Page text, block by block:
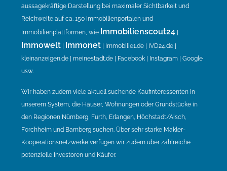
aussagekräftige Darstellung bei maximaler Sichtbarkeit und
Reichweite auf ca. 150 Immobilienportalen und
Immobilienplattformen, wie Immobilienscout24
Immowelt Immonet | Immobilie1.de | IVD24.de |
kleinanzeigen.de | meinestadt.de | Facebook | Instagram | Google
usw.
Wir haben zudem viele aktuell suchende Kaufinteressenten in
unserem System, die Häuser, Wohnungen oder Grundstücke in
den Regionen Nürnberg, Fürth, Erlangen, Höchstadt/Aisch,
Forchheim und Bamberg suchen. Über sehr starke Makler-
Kooperationsnetzwerke verfügen wir zudem über zahlreiche
potenzielle Investoren und Käufer.